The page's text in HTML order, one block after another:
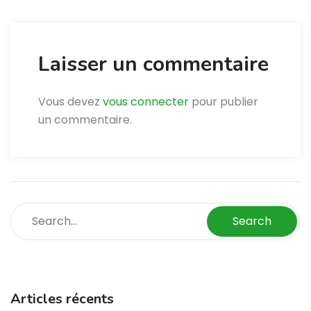
Laisser un commentaire
Vous devez vous connecter pour publier
un commentaire.
Search
Articles récents